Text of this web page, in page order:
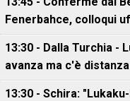
Fenerbahce, colloqui
13:30 - Dalla Turchia -
avanza ma c'è
13:30 - Schira: